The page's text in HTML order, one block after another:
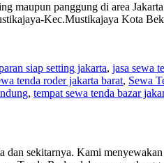
maupun panggung di area
Kec.Mustikajaya Kota
siap setting jakarta, jasa sewa
tenda roder jakarta barat, Sewa
, tempat sewa tenda bazar
sekitarnya. Kami